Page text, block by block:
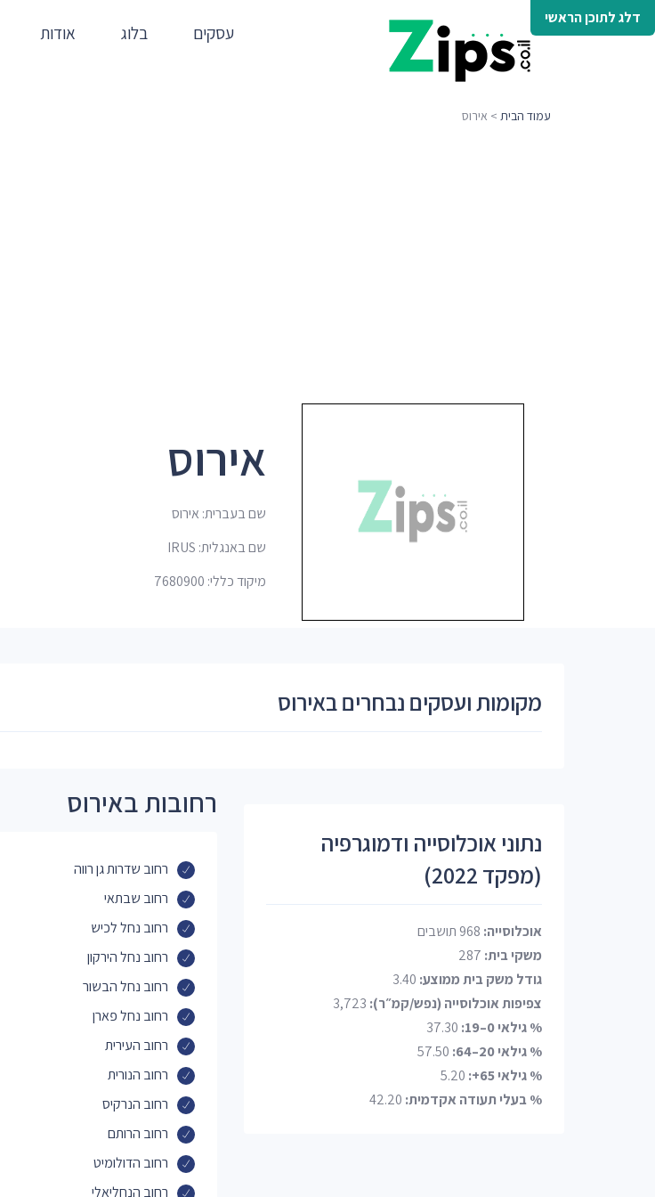
דלג לתוכן הראשי
עסקים בלוג אודות
עמוד הבית > אירוס
אירוס
שם בעברית: אירוס
שם באנגלית: IRUS
מיקוד כללי: 7680900
מקומות ועסקים נבחרים באירוס
רחובות באירוס
רחוב שדרות גן רווה
רחוב שבתאי
רחוב נחל לכיש
רחוב נחל הירקון
רחוב נחל הבשור
רחוב נחל פארן
רחוב העירית
רחוב הנורית
רחוב הנרקיס
רחוב הרותם
רחוב הדולומיט
רחוב הנחליאלי
נתוני אוכלוסייה ודמוגרפיה
(מפקד 2022)
אוכלוסייה:
משקי בית:
גודל משק בית ממוצע:
צפיפות אוכלוסייה (נפש/קמ״ר):
% גילאי 0–19:
% גילאי 20–64:
% גילאי 65+:
% בעלי תעודה אקדמית: